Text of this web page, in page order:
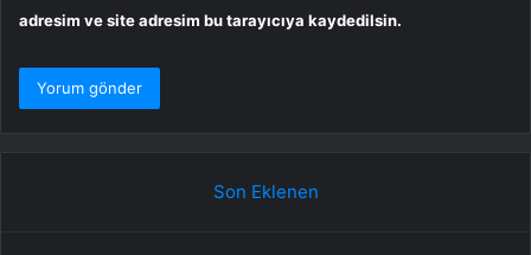
adresim ve site adresim bu tarayıcıya kaydedilsin.
Son Eklenen